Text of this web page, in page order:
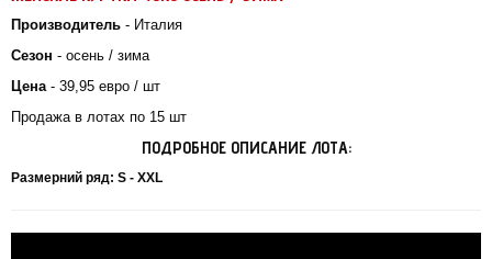
Производитель - Италия
Сезон - осень / зима
Цена- 39,95 евро / шт
Продажа в лотах по 15 шт
ПОДРОБНОЕ ОПИСАНИЕ ЛОТА:
Размерний ряд: S - XXL